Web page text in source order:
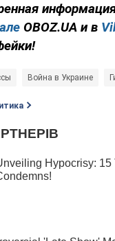
OBOZ.UA и в
Война в Украине